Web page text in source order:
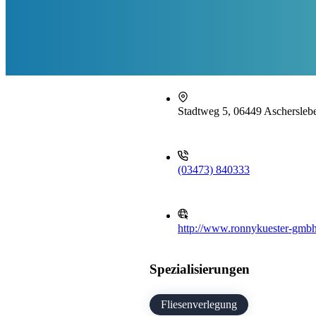
Stadtweg 5, 06449
(03473) 840333
http://www.ronnykuester-
Spezialisierungen
Fliesenverlegung